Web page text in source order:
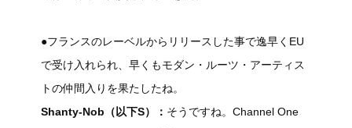
●フランスのレーベルからリリースした事で逸早くEU
で受け入れられ、早くもモダン・ルーツ・アーティス
トの仲間入りを果たしたね。
Shanty-Nob（以下S）： そうですね。Channel One